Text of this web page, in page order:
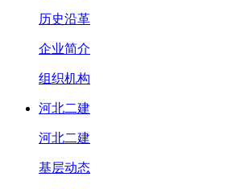
历史沿革
企业简介
组织机构
河北二建
河北二建
基层动态